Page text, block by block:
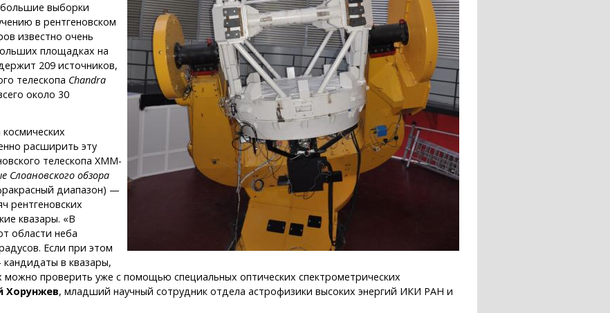
большие выборки
в рентгеновском
известно очень
площадках на
209 источников,
телескопа Chandra
около 30
расширить эту
телескопа XMM-
Слоановского обзора
диапазон) —
рентгеновских
квазары. «В
области неба
Если при этом
в квазары,
проверить уже с помощью специальных оптических спектрометрических
Хорунжев, младший научный сотрудник отдела астрофизики высоких энергий ИКИ РАН и